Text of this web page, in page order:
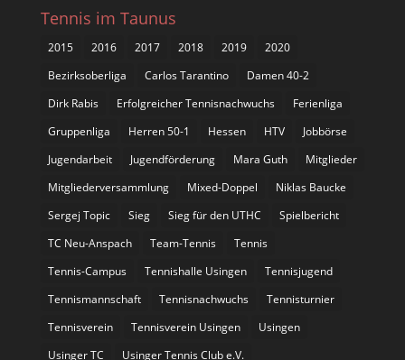
Tennis im Taunus
2015 2016 2017 2018 2019
2020
Bezirksoberliga
Carlos Tarantino
Damen 40-2
Dirk Rabis
Erfolgreicher Tennisnachwuchs
Ferienliga
Gruppenliga
Herren 50-1 Hessen HTV
Jobbörse
Jugendarbeit
Jugendförderung Mara Guth
Mitglieder
Mitgliederversammlung
Mixed-Doppel
Niklas Baucke
Sergej Topic
Sieg Sieg für den UTHC
Spielbericht
TC Neu-Anspach
Team-Tennis
Tennis
Tennis-Campus
Tennishalle Usingen
Tennisjugend
Tennismannschaft
Tennisnachwuchs
Tennisturnier
Tennisverein
Tennisverein Usingen
Usingen
Usinger TC
Usinger Tennis Club e.V.